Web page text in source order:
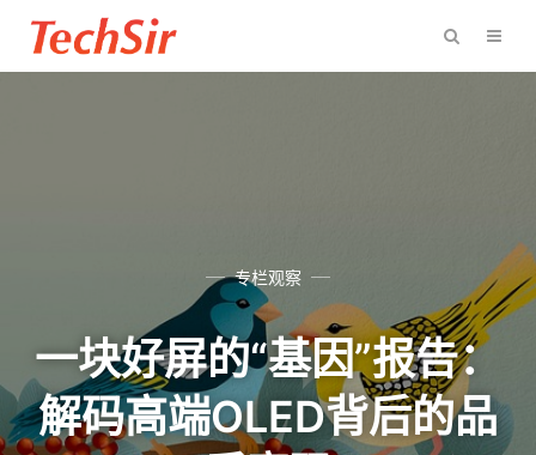
专栏观察
一块好屏的“基因”报告：
解码高端OLED背后的品